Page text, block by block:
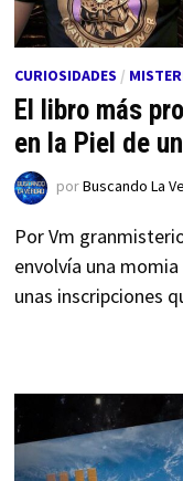
CURIOSIDADES /
El libro más
en la Piel de
porBuscando La
Por Vm
envolvía una
unas inscripciones